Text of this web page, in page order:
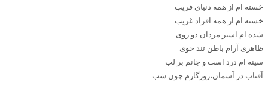
خسته ام از همه دنیای فریب
خسته ام از همه افراد غریب
شده ام اسیر مردان دو روی
ظاهری آرام باطن تند خوی
سینه ام درد است و جانم بر لب
آفتاب در آسمان،روزگارم چون شب